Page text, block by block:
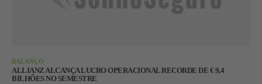
BALANÇO
ALLIANZ ALCANÇA LUCRO OPERACIONAL RECORDE DE € 9,4
BILHÕES NO SEMESTRE